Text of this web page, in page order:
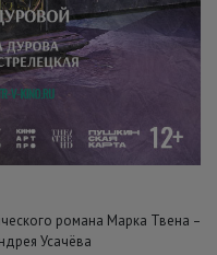
романа Марка Твена –
Усачёва